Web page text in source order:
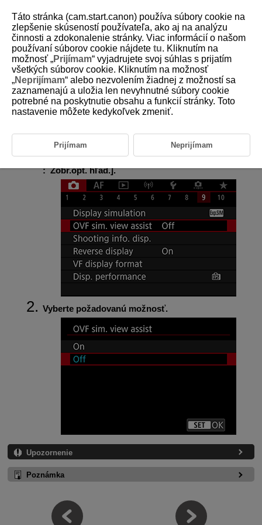
D185-097
Simulácia optického hľadáčika
Pri snímaní statických záberov je k dispozícii prirodzene vyzerajúci
hľadáčik a zobrazenie na obrazovke, ktoré pripomína pohľad z optického
hľadáčika. Snímky zobrazené s touto funkciou nastavenou na možnosť
Vyberte položku [ :
OVF sim. view assist/
: Zobr.opt. hľad.].
Vyberte požadovanú možnosť.
Upozornenie
Poznámka
Táto stránka (cam.start.canon) používa súbory cookie na
zlepšenie skúseností používateľa, ako aj na analýzu
činnosti a zdokonalenie stránky. Viac informácií o našom
používaní súborov cookie nájdete tu. Kliknutím na
možnosť „Prijímam“ vyjadrujete svoj súhlas s prijatím
všetkých súborov cookie. Kliknutím na možnosť
„Neprijímam“ alebo nezvolením žiadnej z možností sa
zaznamenajú a uložia len nevyhnutné súbory cookie
potrebné na poskytnutie obsahu a funkcií stránky. Toto
nastavenie môžete kedykoľvek zmeniť.
Prijímam Neprijímam